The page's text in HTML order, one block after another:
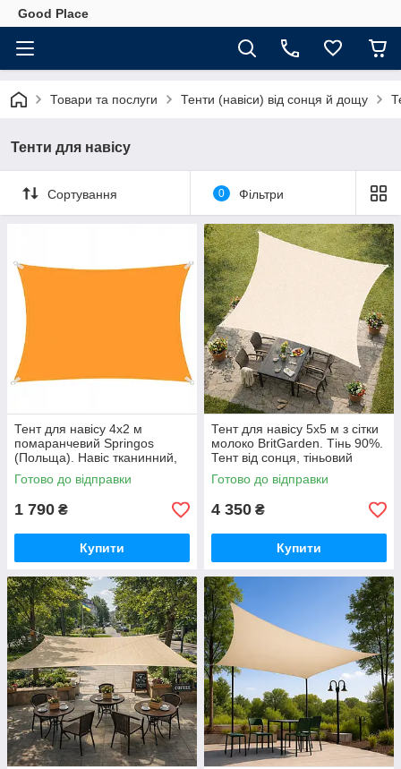
Good Place
Товари та послуги Тенти (навіси) від сонця й дощу
Тенти для навісу
Сортування 0 Фільтри
Тент для навісу 4х2 м
помаранчевий Springos
(Польща). Навіс тканинний,
тент від дощу та сонця
GoodPlace -worry-free-
Готово до відправки
1 790 ₴
Купити
Тент для навісу 5х5 м з сітки
молоко BritGarden. Тінь 90%.
Тент від сонця, тіньовий
навіс, тент сонцезахисний
GoodPlace
Готово до відправки
4 350 ₴
Купити